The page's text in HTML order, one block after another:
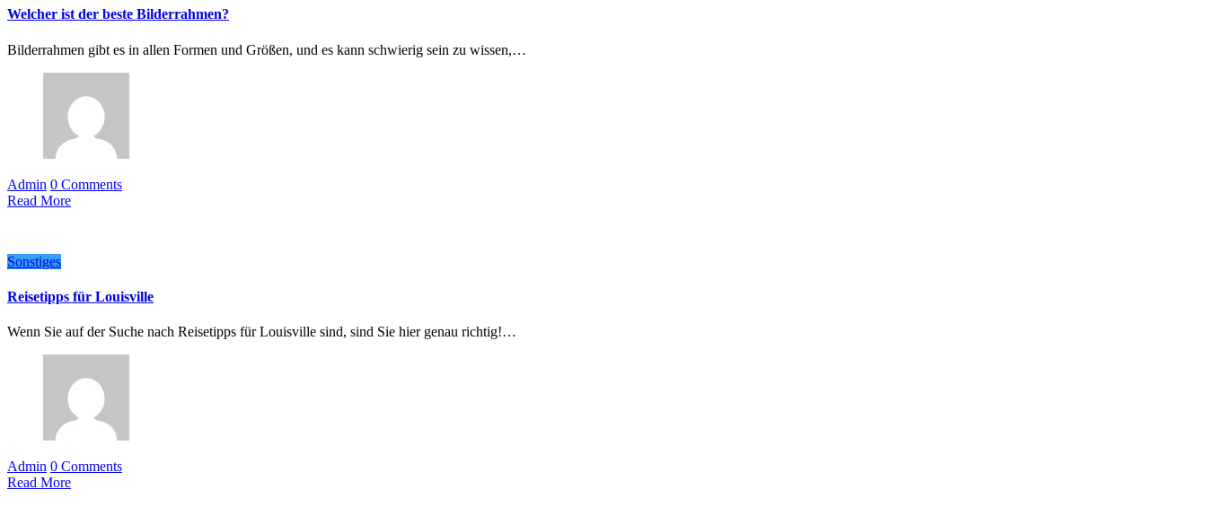
Welcher ist der beste Bilderrahmen?
Bilderrahmen gibt es in allen Formen und Größen, und es kann schwierig sein zu wissen,…
Admin 0 Comments
Read More
Sonstiges
Reisetipps für Louisville
Wenn Sie auf der Suche nach Reisetipps für Louisville sind, sind Sie hier genau richtig!…
Admin 0 Comments
Read More